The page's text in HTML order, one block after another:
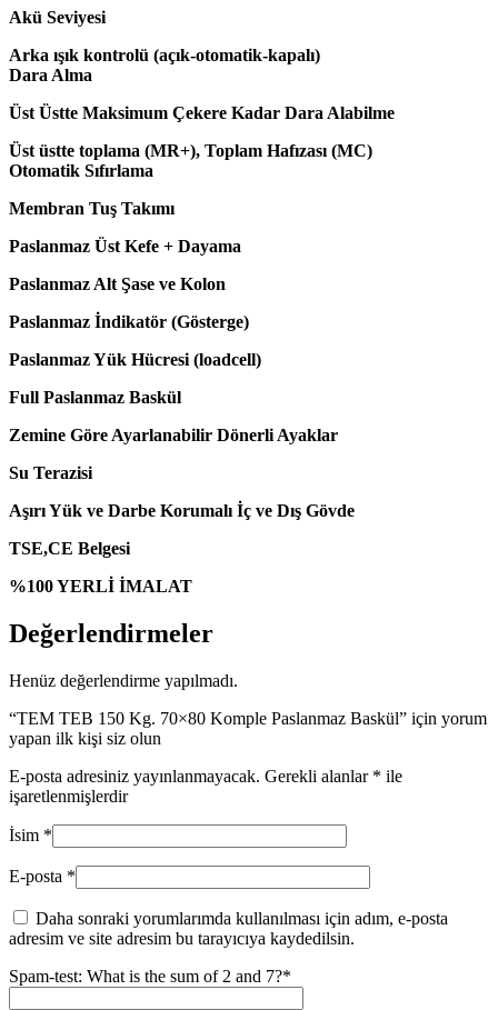
Akü Seviyesi
Arka ışık kontrolü (açık-otomatik-kapalı)
Dara Alma
Üst Üstte Maksimum Çekere Kadar Dara Alabilme
Üst üstte toplama (MR+), Toplam Hafızası (MC)
Otomatik Sıfırlama
Membran Tuş Takımı
Paslanmaz Üst Kefe + Dayama
Paslanmaz Alt Şase ve Kolon
Paslanmaz İndikatör (Gösterge)
Paslanmaz Yük Hücresi (loadcell)
Full Paslanmaz Baskül
Zemine Göre Ayarlanabilir Dönerli Ayaklar
Su Terazisi
Aşırı Yük ve Darbe Korumalı İç ve Dış Gövde
TSE,CE Belgesi
%100 YERLİ İMALAT
Değerlendirmeler
Henüz değerlendirme yapılmadı.
“TEM TEB 150 Kg. 70×80 Komple Paslanmaz Baskül” için yorum
yapan ilk kişi siz olun
E-posta adresiniz yayınlanmayacak. Gerekli alanlar * ile
işaretlenmişlerdir
İsim *
E-posta *
Daha sonraki yorumlarımda kullanılması için adım, e-posta
adresim ve site adresim bu tarayıcıya kaydedilsin.
Spam-test: What is the sum of 2 and 7?*